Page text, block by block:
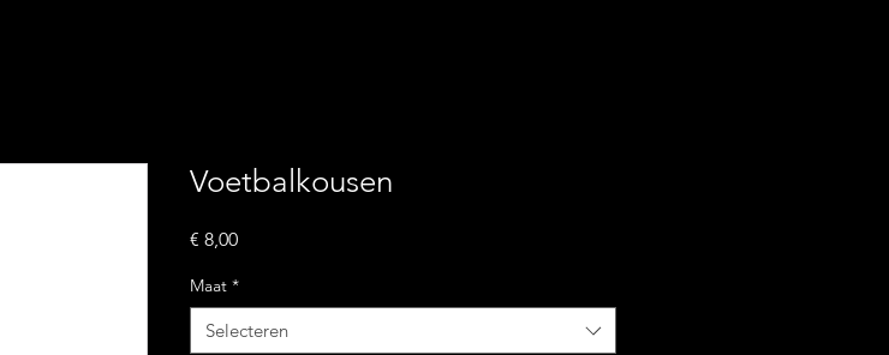
Voetbalkousen
€ 8,00Prijs
Maat *
Selecteren